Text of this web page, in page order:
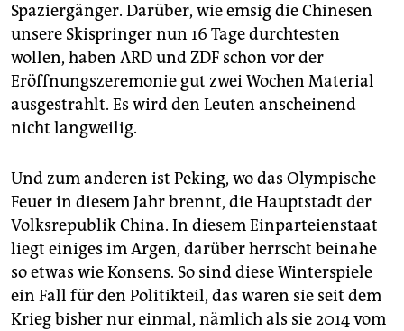
Spaziergänger. Darüber, wie emsig die Chinesen
unsere Skispringer nun 16 Tage durchtesten
wollen, haben ARD und ZDF schon vor der
Eröffnungszeremonie gut zwei Wochen Material
ausgestrahlt. Es wird den Leuten anscheinend
nicht langweilig.
Und zum anderen ist Peking, wo das Olympische
Feuer in diesem Jahr brennt, die Hauptstadt der
Volksrepublik China. In diesem Einparteienstaat
liegt einiges im Argen, darüber herrscht beinahe
so etwas wie Konsens. So sind diese Winterspiele
ein Fall für den Politikteil, das waren sie seit dem
Krieg bisher nur einmal, nämlich als sie 2014 vom